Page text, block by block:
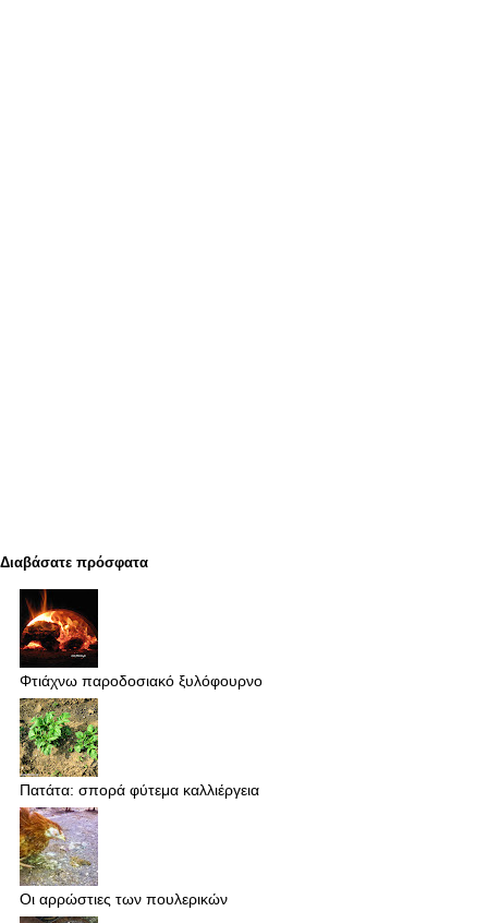
Διαβάσατε πρόσφατα
Φτιάχνω παροδοσιακό ξυλόφουρνο
Πατάτα: σπορά φύτεμα καλλιέργεια
Οι αρρώστιες των πουλερικών